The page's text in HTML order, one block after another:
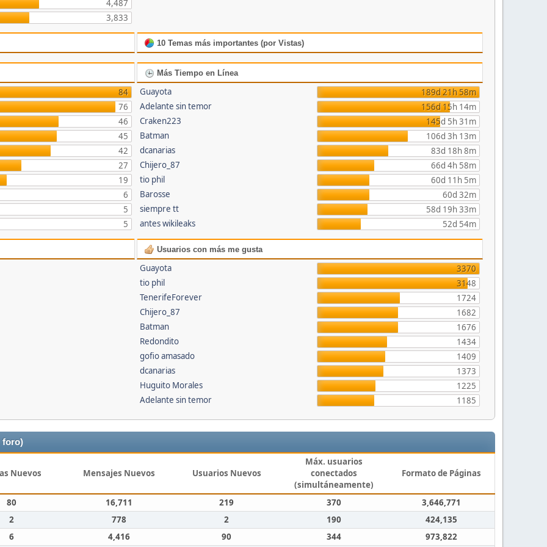
4,487
3,833
10 Temas más importantes (por Vistas)
84
76
46
45
42
27
19
6
5
5
Más Tiempo en Línea
Guayota
189d 21h 58m
Adelante sin temor
156d 15h 14m
Craken223
145d 5h 31m
Batman
106d 3h 13m
dcanarias
83d 18h 8m
Chijero_87
66d 4h 58m
tio phil
60d 11h 5m
Barosse
60d 32m
siempre tt
58d 19h 33m
antes wikileaks
52d 54m
Usuarios con más me gusta
Guayota
3370
tio phil
3148
TenerifeForever
1724
Chijero_87
1682
Batman
1676
Redondito
1434
gofio amasado
1409
dcanarias
1373
Huguito Morales
1225
Adelante sin temor
1185
foro)
Nuevos Mensajes Nuevos Usuarios Nuevos
Máx. usuarios
conectados
(simultáneamente)
Formato de Páginas
80 16,711 219 370
3,646,771
2
778 2 190
424,135
6
4,416 90 344 973,822